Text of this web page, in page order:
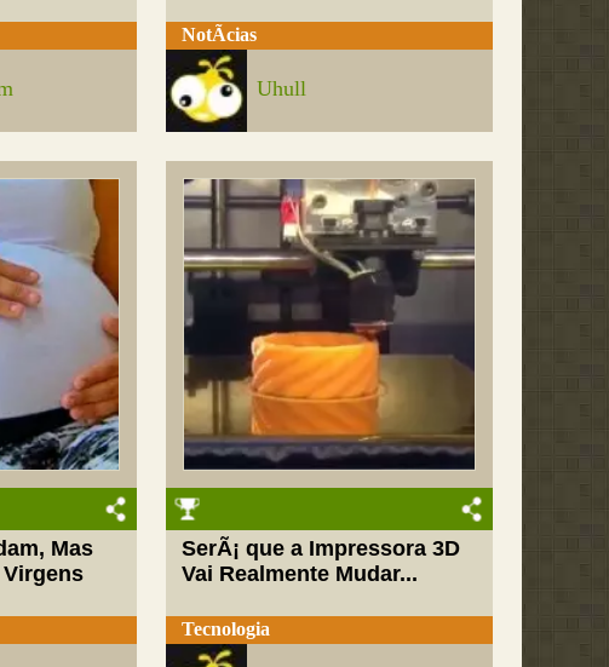
NotÃ­cias
Uhull
Mas
SerÃ¡ que a Impressora 3D
Vai Realmente Mudar...
Tecnologia